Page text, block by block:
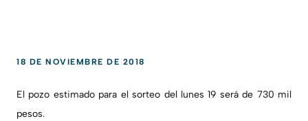
18 DE NOVIEMBRE DE 2018
El pozo estimado para el sorteo del lunes 19 será de 730 mil
pesos.